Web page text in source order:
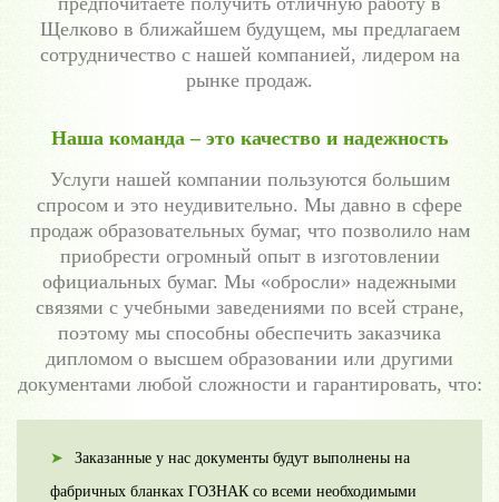
Щелково в ближайшем будущем, мы предлагаем
сотрудничество с нашей компанией, лидером на
рынке продаж.
Наша команда – это качество и надежность
Услуги нашей компании пользуются большим
спросом и это неудивительно. Мы давно в сфере
продаж образовательных бумаг, что позволило нам
приобрести огромный опыт в изготовлении
официальных бумаг. Мы «обросли» надежными
связями с учебными заведениями по всей стране,
поэтому мы способны обеспечить заказчика
дипломом о высшем образовании или другими
документами любой сложности и гарантировать, что:
Заказанные у нас документы будут выполнены на
фабричных бланках ГОЗНАК со всеми необходимыми